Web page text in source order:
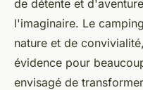
proposées en
du Fou.
admin•19 janvier 2024•2
de détente et
l'imaginaire. Le
nature et de
évidence pour
envisagé de